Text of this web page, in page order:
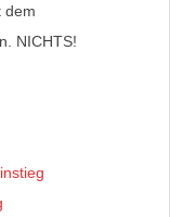
dem
NICHTS!